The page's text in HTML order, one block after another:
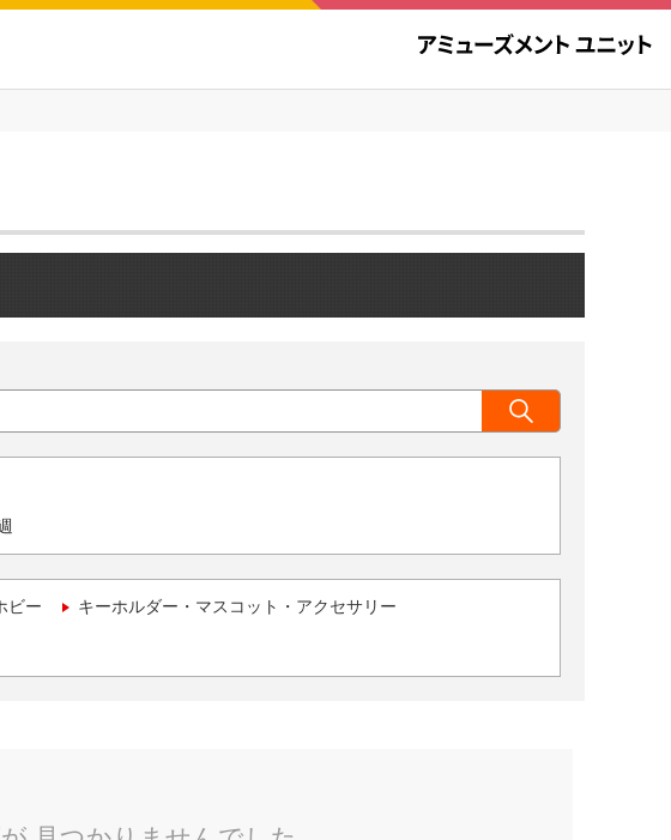
ビー キーホルダー・マスコット・アクセサリー